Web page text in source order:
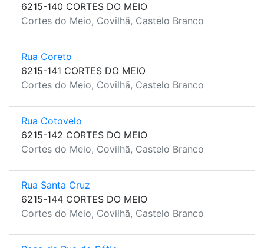
6215-140 CORTES DO MEIO
Cortes do Meio, Covilhã, Castelo Branco
Rua Coreto
6215-141 CORTES DO MEIO
Cortes do Meio, Covilhã, Castelo Branco
Rua Cotovelo
6215-142 CORTES DO MEIO
Cortes do Meio, Covilhã, Castelo Branco
Rua Santa Cruz
6215-144 CORTES DO MEIO
Cortes do Meio, Covilhã, Castelo Branco